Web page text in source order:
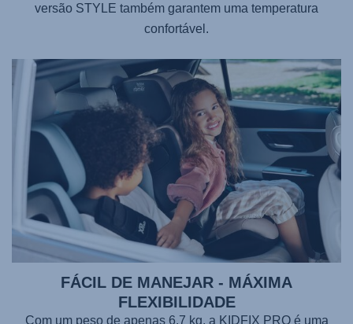
versão STYLE também garantem uma temperatura
confortável.
FÁCIL DE MANEJAR - MÁXIMA
FLEXIBILIDADE
Com um peso de apenas 6,7 kg, a KIDFIX PROé uma